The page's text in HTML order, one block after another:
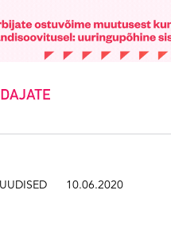
märksõna
UUDISED 10.06.2020